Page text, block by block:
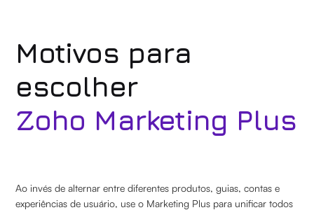
Motivos para
escolher
Zoho Marketing Plus
Ao invés de alternar entre diferentes produtos, guias, contas e
experiências de usuário, use o Marketing Plus para unificar todos